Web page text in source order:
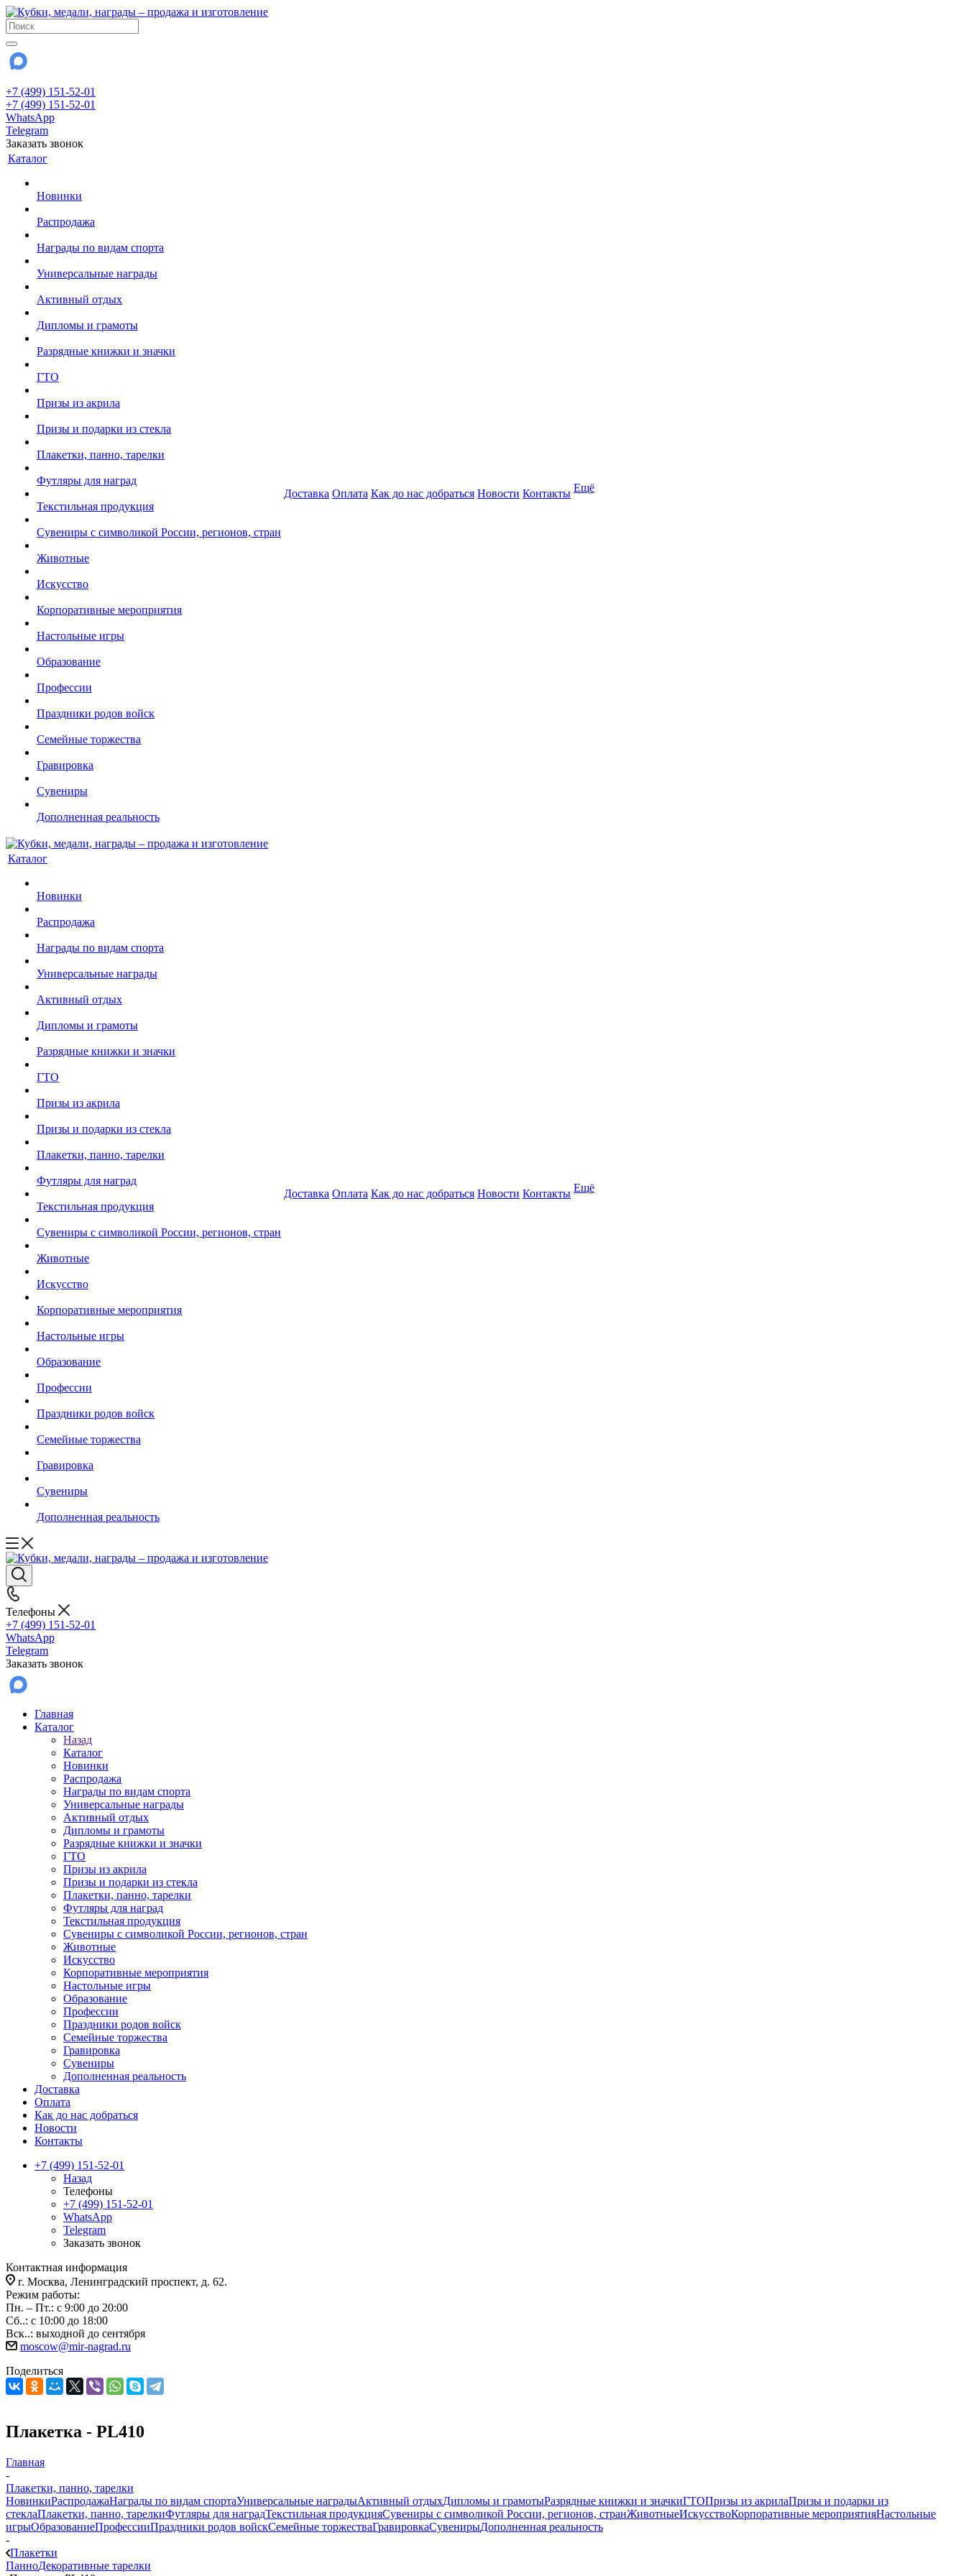
+7 (499) 151-52-01
+7 (499) 151-52-01
WhatsApp
Telegram
Заказать звонок
Каталог
Новинки
Распродажа
Награды по видам спорта
Универсальные награды
Активный отдых
Дипломы и грамоты
Разрядные книжки и значки
ГТО
Призы из акрила
Призы и подарки из стекла
Плакетки, панно, тарелки
Футляры для наград
Текстильная продукция
Сувениры с символикой России, регионов, стран
Животные
Искусство
Корпоративные мероприятия
Настольные игры
Образование
Профессии
Праздники родов войск
Семейные торжества
Гравировка
Сувениры
Дополненная реальность
Доставка Оплата Как до нас добраться Новости Контакты Ещё
Каталог
Новинки
Распродажа
Награды по видам спорта
Универсальные награды
Активный отдых
Дипломы и грамоты
Разрядные книжки и значки
ГТО
Призы из акрила
Призы и подарки из стекла
Плакетки, панно, тарелки
Футляры для наград
Текстильная продукция
Сувениры с символикой России, регионов, стран
Животные
Искусство
Корпоративные мероприятия
Настольные игры
Образование
Профессии
Праздники родов войск
Семейные торжества
Гравировка
Сувениры
Дополненная реальность
Доставка Оплата Как до нас добраться Новости Контакты Ещё
Телефоны
+7 (499) 151-52-01
WhatsApp
Telegram
Заказать звонок
Главная
Каталог
Назад
Каталог
Новинки
Распродажа
Награды по видам спорта
Универсальные награды
Активный отдых
Дипломы и грамоты
Разрядные книжки и значки
ГТО
Призы из акрила
Призы и подарки из стекла
Плакетки, панно, тарелки
Футляры для наград
Текстильная продукция
Сувениры с символикой России, регионов, стран
Животные
Искусство
Корпоративные мероприятия
Настольные игры
Образование
Профессии
Праздники родов войск
Семейные торжества
Гравировка
Сувениры
Дополненная реальность
Доставка
Оплата
Как до нас добраться
Новости
Контакты
+7 (499) 151-52-01
Назад
Телефоны
+7 (499) 151-52-01
WhatsApp
Telegram
Заказать звонок
Контактная информация
г. Москва, Ленинградский проспект, д. 62.
Режим работы:
Пн. – Пт.: с 9:00 до 20:00
Сб..: с 10:00 до 18:00
Вск..: выходной до сентября
moscow@mir-nagrad.ru
Поделиться
Плакетка - PL410
Главная
-
Плакетки, панно, тарелки
НовинкиРаспродажаНаграды по видам спортаУниверсальные наградыАктивный отдыхДипломы и грамотыРазрядные книжки и значкиГТОПризы из акрилаПризы и подарки из
стеклаПлакетки, панно, тарелкиФутляры для наградТекстильная продукцияСувениры с символикой России, регионов, странЖивотныеИскусствоКорпоративные мероприятияНастольные
игрыОбразованиеПрофессииПраздники родов войскСемейные торжестваГравировкаСувенирыДополненная реальность
-
Плакетки
ПанноДекоративные тарелки